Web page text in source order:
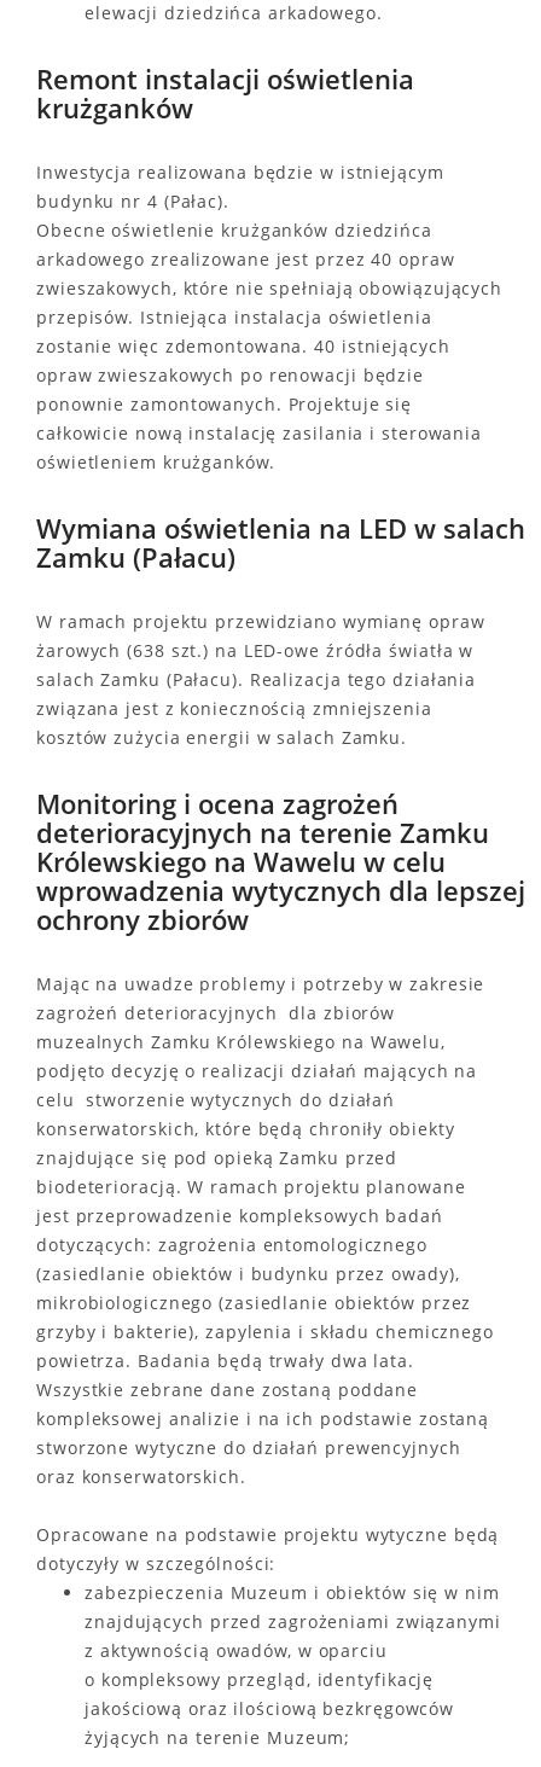
elewacji dziedzińca arkadowego.
Remont instalacji oświetlenia
krużganków
Inwestycja realizowana będzie w istniejącym
budynku nr 4 (Pałac).
Obecne oświetlenie krużganków dziedzińca
arkadowego zrealizowane jest przez 40 opraw
zwieszakowych, które nie spełniają obowiązujących
przepisów. Istniejąca instalacja oświetlenia
zostanie więc zdemontowana. 40 istniejących
opraw zwieszakowych po renowacji będzie
ponownie zamontowanych. Projektuje się
całkowicie nową instalację zasilania i sterowania
oświetleniem krużganków.
Wymiana oświetlenia na LED w salach
Zamku (Pałacu)
W ramach projektu przewidziano wymianę opraw
żarowych (638 szt.) na LED-owe źródła światła w
salach Zamku (Pałacu). Realizacja tego działania
związana jest z koniecznością zmniejszenia
kosztów zużycia energii w salach Zamku.
Monitoring i ocena zagrożeń
deterioracyjnych na terenie Zamku
Królewskiego na Wawelu w celu
wprowadzenia wytycznych dla lepszej
ochrony zbiorów
Mając na uwadze problemy i potrzeby w zakresie
zagrożeń deterioracyjnych dla zbiorów
muzealnych Zamku Królewskiego na Wawelu,
podjęto decyzję o realizacji działań mających na
celu stworzenie wytycznych do działań
konserwatorskich, które będą chroniły obiekty
znajdujące się pod opieką Zamku przed
biodeterioracją. W ramach projektu planowane
jest przeprowadzenie kompleksowych badań
dotyczących: zagrożenia entomologicznego
(zasiedlanie obiektów i budynku przez owady),
mikrobiologicznego (zasiedlanie obiektów przez
grzyby i bakterie), zapylenia i składu chemicznego
powietrza. Badania będą trwały dwa lata.
Wszystkie zebrane dane zostaną poddane
kompleksowej analizie i na ich podstawie zostaną
stworzone wytyczne do działań prewencyjnych
oraz konserwatorskich.
Opracowane na podstawie projektu wytyczne będą
dotyczyły w szczególności:
zabezpieczenia Muzeum i obiektów się w nim
znajdujących przed zagrożeniami związanymi
z aktywnością owadów, w oparciu
o kompleksowy przegląd, identyfikację
jakościową oraz ilościową bezkręgowców
żyjących na terenie Muzeum;